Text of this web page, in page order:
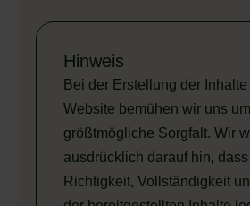
Hinweis
Bei der Erstellung der
Website bemühen wir uns um
größtmögliche Sorgfalt. Wir
ausdrücklich darauf hin,
Richtigkeit, Vollständigkeit